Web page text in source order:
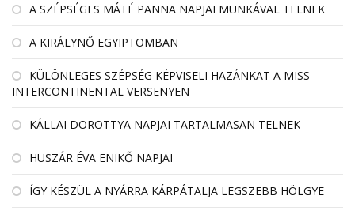
A SZÉPSÉGES MÁTÉ PANNA NAPJAI MUNKÁVAL TELNEK
A KIRÁLYNŐ EGYIPTOMBAN
KÜLÖNLEGES SZÉPSÉG KÉPVISELI HAZÁNKAT A MISS
INTERCONTINENTAL VERSENYEN
KÁLLAI DOROTTYA NAPJAI TARTALMASAN TELNEK
HUSZÁR ÉVA ENIKŐ NAPJAI
ÍGY KÉSZÜL A NYÁRRA KÁRPÁTALJA LEGSZEBB HÖLGYE